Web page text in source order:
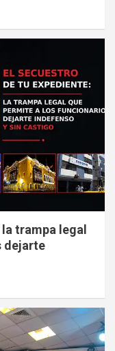
trampa legal
dejarte